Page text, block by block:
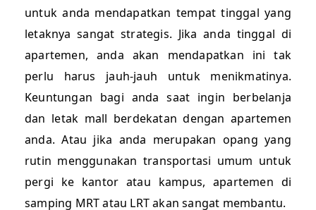
untuk anda mendapatkan tempat tinggal yang
letaknya sangat strategis. Jika anda tinggal di
apartemen, anda akan mendapatkan ini tak
perlu harus jauh-jauh untuk menikmatinya.
Keuntungan bagi anda saat ingin berbelanja
dan letak mall berdekatan dengan apartemen
anda. Atau jika anda merupakan opang yang
rutin menggunakan transportasi umum untuk
pergi ke kantor atau kampus, apartemen di
samping MRT atau LRT akan sangat membantu.